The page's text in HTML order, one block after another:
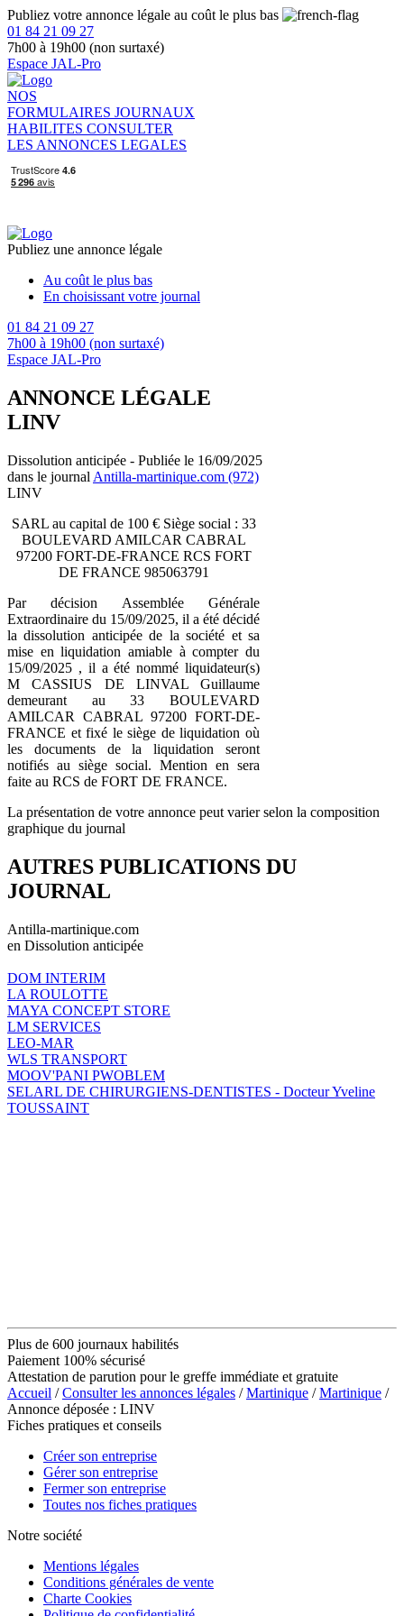
Publiez votre annonce légale au coût le plus bas
01 84 21 09 27
7h00 à 19h00 (non surtaxé)
Espace JAL-Pro
NOS
FORMULAIRES JOURNAUX
HABILITES CONSULTER
LES ANNONCES LEGALES
Publiez une annonce légale
Au coût le plus bas
En choisissant votre journal
01 84 21 09 27
7h00 à 19h00 (non surtaxé)
Espace JAL-Pro
ANNONCE LÉGALE
LINV
Dissolution anticipée - Publiée le 16/09/2025
dans le journal Antilla-martinique.com (972)
LINV
SARL au capital de 100 € Siège social : 33
BOULEVARD AMILCAR CABRAL
97200 FORT-DE-FRANCE RCS FORT
DE FRANCE 985063791
Par décision Assemblée Générale
Extraordinaire du 15/09/2025, il a été décidé
la dissolution anticipée de la société et sa
mise en liquidation amiable à compter du
15/09/2025 , il a été nommé liquidateur(s)
M CASSIUS DE LINVAL Guillaume
demeurant au 33 BOULEVARD
AMILCAR CABRAL 97200 FORT-DE-
FRANCE et fixé le siège de liquidation où
les documents de la liquidation seront
notifiés au siège social. Mention en sera
faite au RCS de FORT DE FRANCE.
La présentation de votre annonce peut varier selon la composition
graphique du journal
AUTRES PUBLICATIONS DU
JOURNAL
Antilla-martinique.com
en Dissolution anticipée
DOM INTERIM
LA ROULOTTE
MAYA CONCEPT STORE
LM SERVICES
LEO-MAR
WLS TRANSPORT
MOOV'PANI PWOBLEM
SELARL DE CHIRURGIENS-DENTISTES - Docteur Yveline
TOUSSAINT
Plus de 600 journaux habilités
Paiement 100% sécurisé
Attestation de parution pour le greffe immédiate et gratuite
Accueil /Consulter les annonces légales /Martinique /Martinique /
Annonce déposée : LINV
Fiches pratiques et conseils
Créer son entreprise
Gérer son entreprise
Fermer son entreprise
Toutes nos fiches pratiques
Notre société
Mentions légales
Conditions générales de vente
Charte Cookies